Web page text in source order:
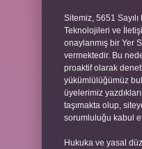
Sitemiz, 5651
Teknolojileri ve
onaylanmış bir Yer
vermektedir. Bu
proaktif olarak
yükümlülüğümüz
üyelerimiz
taşımakta olup,
sorumluluğu kabul
Hukuka ve yasal